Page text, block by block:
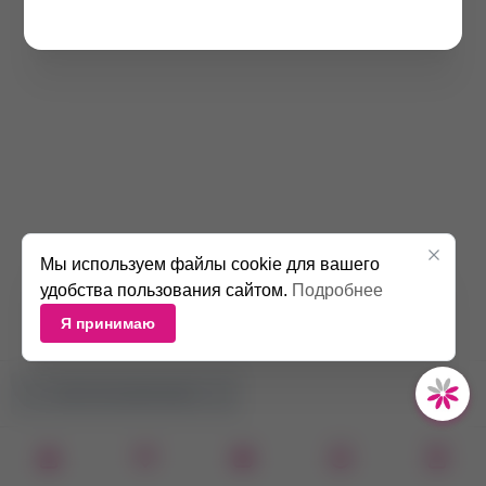
Мы используем файлы cookie для вашего
удобства пользования сайтом. Подробнее
Я принимаю